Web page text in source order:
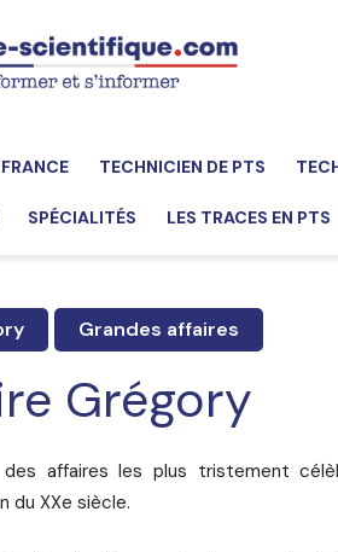
TECHNICIEN DE PTS
SPÉCIALITÉS LES TRACES EN PTS
Grandes affaires
Grégory
des affaires les plus tristement
du XXe siècle.